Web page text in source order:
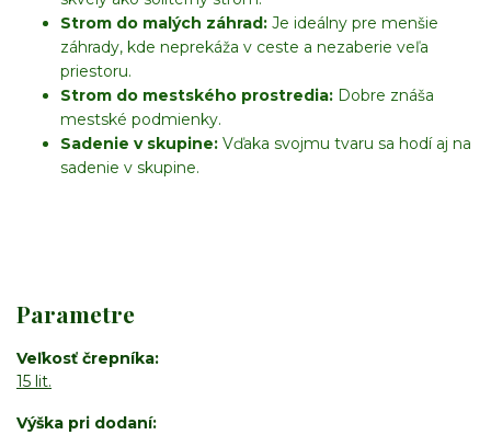
Strom do malých záhrad: Je ideálny pre menšie
záhrady, kde neprekáža v ceste a nezaberie veľa
priestoru.
Strom do mestského prostredia: Dobre znáša
mestské podmienky.
Sadenie v skupine: Vďaka svojmu tvaru sa hodí aj na
sadenie v skupine.
Parametre
Veľkosť črepníka
15 lit.
Výška pri dodaní